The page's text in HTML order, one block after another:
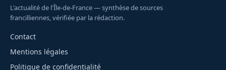
L'actualité de l'Île-de-France — synthèse de sources
francilliennes, vérifiée par la rédaction.
Contact
Mentions légales
Politique de confidentialité